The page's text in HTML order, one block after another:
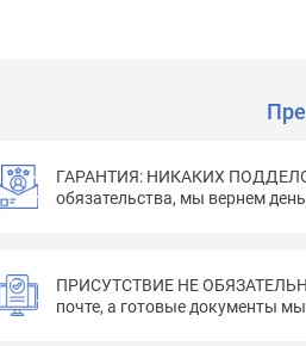
ГАРАНТИЯ: НИКАКИХ
обязательства, мы вернем
ПРИСУТСТВИЕ НЕ
почте, а готовые документы